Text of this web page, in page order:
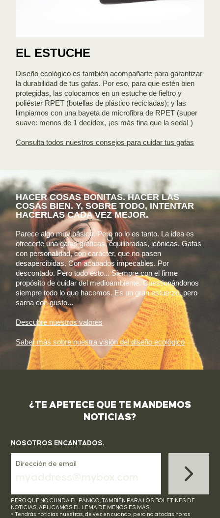
EL ESTUCHE
Diseño ecológico es también acompañarte para garantizar
la durabilidad de tus gafas. Por eso, para que estén bien
protegidas, las colocamos en un estuche de fieltro y
poliéster RPET (botellas de plástico recicladas); y las
limpiamos con una bayeta de microfibra de RPET (super
suave: menos de 1 decidex, ¡es más fina que la seda! )
Consulta todos nuestros consejos para cuidar tus gafas
HACER COSAS BONITAS. HACER LAS
COSAS BIEN. Y, SOBRE TODO, INTENTAR
HACERLAS CADA VEZ MEJOR.
Parece algo muy básico. Pero no lo es tanto. La idea es
ofrecerte una gafas gráficas, equilibradas, icónicas. Gafas
con personalidad, con carácter, que no pasen
desapercibidas. Con acabados impecables. Por
descontado. Pero todo esto... Siempre con el firme
propósito de cuidar del medioambiente. Cuestionándonos
siempre todo lo que hacemos. Es un gran esfuerzo, pero
sarna con gusto...
Descubre nuestros valores
Saber más sobre nuestra visión del diseño ecológico
¿TE APETECE QUE TE MANDEMOS
NOTICIAS?
NOSOTROS ENCANTADOS.
Dirección de email
PERO QUE NO CUNDA EL PÁNICO, TAMBIÉN PARA LOS BOLETINES DE
NOTICIAS, APLICAMOS EL LEMA DE MENOS ES MÁS:
> Tendrás noticias nuestras, de vez en cuando, pero no a todas horas